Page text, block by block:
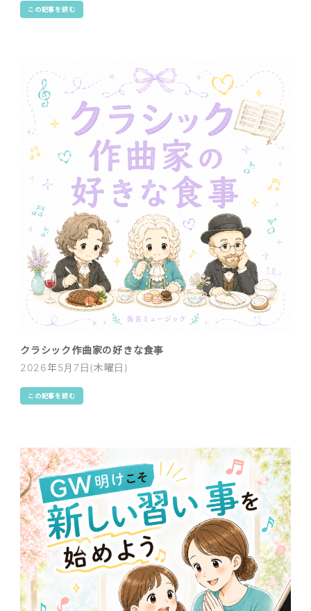
この記事を読む
クラシック作曲家の好きな食事
2026年5月7日(木曜日)
この記事を読む